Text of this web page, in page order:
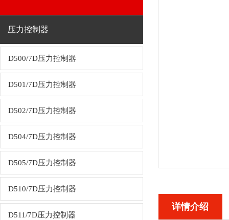
压力控制器
D500/7D压力控制器
D501/7D压力控制器
D502/7D压力控制器
D504/7D压力控制器
D505/7D压力控制器
D510/7D压力控制器
D511/7D压力控制器
详情介绍